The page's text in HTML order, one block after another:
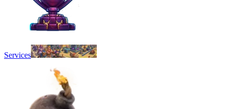
Services